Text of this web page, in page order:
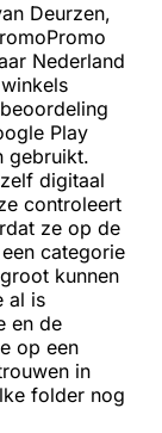
Deurzen,
Nederland
Play
gebruikt.
digitaal
controleert
ze op de
categorie
kunnen
al is
en de
op een
in
folder nog